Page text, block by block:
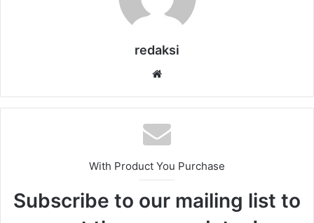
redaksi
With Product You Purchase
Subscribe to our mailing list to